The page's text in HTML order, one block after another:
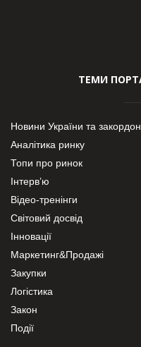
ТЕМИ
Новини України та
Аналітика ринку
Топи про ринок
Інтерв’ю
Відео-тренінги
Світовий досвід
Інновації
Маркетинг&Продажі
Закупки
Логістика
Закон
Події